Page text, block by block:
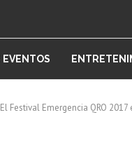
EVENTOS
Festival Emergencia QRO 2017